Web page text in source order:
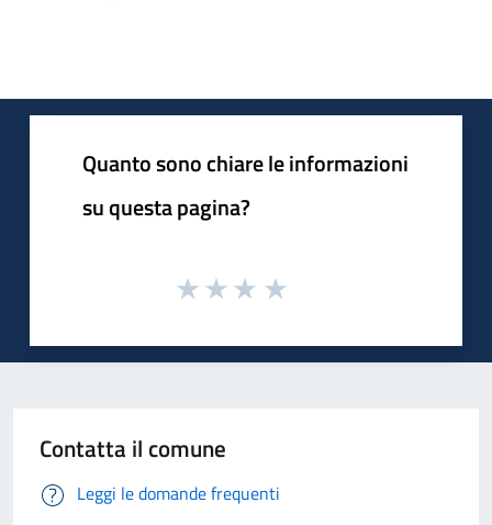
Quanto sono chiare le informazioni
su questa pagina?
Contatta il comune
Leggi le domande frequenti